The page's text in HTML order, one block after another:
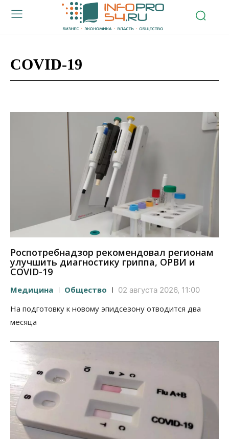
COVID-19
Роспотребнадзор рекомендовал регионам
улучшить диагностику гриппа, ОРВИ и
COVID-19
Медицина Общество 02 августа 2026, 11:00
На подготовку к новому эпидсезону отводится два
месяца